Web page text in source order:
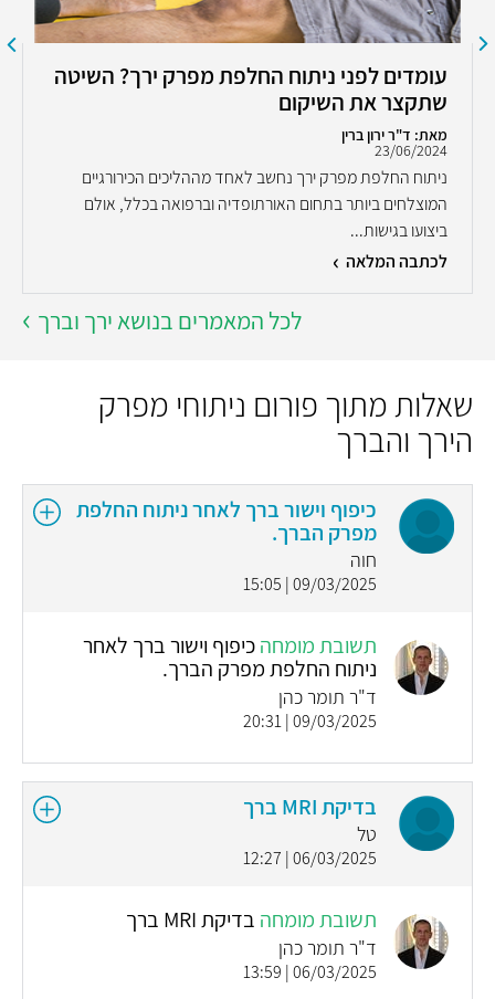
עומדים לפני ניתוח החלפת מפרק ירך? השיטה
שתקצר את השיקום
מאת: ד"ר ירון ברין
23/06/2024
ניתוח החלפת מפרק ירך נחשב לאחד מההליכים הכירורגיים
המוצלחים ביותר בתחום האורתופדיה וברפואה בכלל, אולם
ביצועו בגישות...
לכתבה המלאה
לכל המאמרים בנושא ירך וברך
שאלות מתוך פורום ניתוחי מפרק
הירך והברך
כיפוף וישור ברך לאחר ניתוח החלפת
מפרק הברך.
חוה
09/03/2025 | 15:05
תשובת מומחהכיפוף וישור ברך לאחר
ניתוח החלפת מפרק הברך.
ד"ר תומר כהן
09/03/2025 | 20:31
בדיקת MRI ברך
טל
06/03/2025 | 12:27
תשובת מומחה בדיקת MRI ברך
ד"ר תומר כהן
06/03/2025 | 13:59